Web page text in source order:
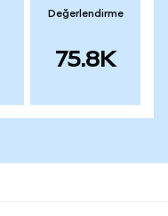
Değerlendirme
75.8K